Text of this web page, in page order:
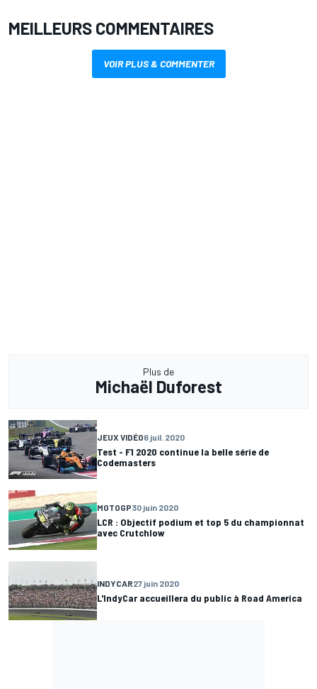
MEILLEURS COMMENTAIRES
VOIR PLUS & COMMENTER
Plus de
Michaël Duforest
JEUX VIDÉO6 juil. 2020
Test - F1 2020 continue la belle série de
Codemasters
MOTOGP30 juin 2020
LCR : Objectif podium et top 5 du championnat
avec Crutchlow
INDYCAR27 juin 2020
L'IndyCar accueillera du public à Road America